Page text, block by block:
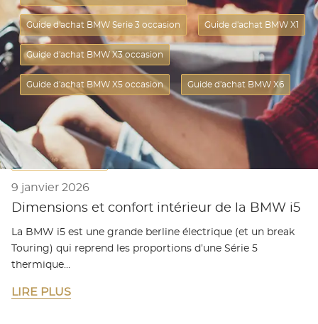
Guide d'achat BMW Serie 3 occasion Guide d'achat BMW X1
Guide d'achat BMW X3 occasion
Guide d'achat BMW X5 occasion Guide d'achat BMW X6
Guide d'achat BMW
9 janvier 2026
Dimensions et confort intérieur de la BMW i5
La BMW i5 est une grande berline électrique (et un break
Touring) qui reprend les proportions d’une Série 5
thermique…
LIRE PLUS